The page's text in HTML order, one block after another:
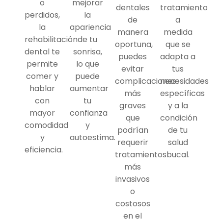
o
perdidos,
la
rehabilitación
dental te
permite
comer y
hablar
con
mayor
comodidad
y
eficiencia.
mejorar
la
apariencia
de tu
sonrisa,
lo que
puede
aumentar
tu
confianza
y
autoestima.
dentales
de
manera
oportuna,
puedes
evitar
complicaciones
más
graves
que
podrían
requerir
tratamientos
más
invasivos
o
costosos
en el
tratamiento
a
medida
que se
adapta a
tus
necesidades
específicas
y a la
condición
de tu
salud
bucal.